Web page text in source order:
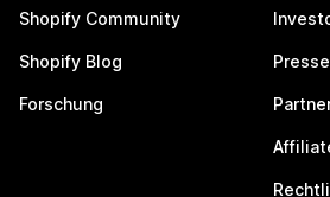
Shopify Community
Shopify Blog
Forschung